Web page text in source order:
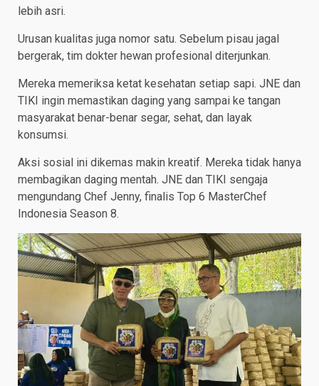
lebih asri.
Urusan kualitas juga nomor satu. Sebelum pisau jagal
bergerak, tim dokter hewan profesional diterjunkan.
Mereka memeriksa ketat kesehatan setiap sapi. JNE dan
TIKI ingin memastikan daging yang sampai ke tangan
masyarakat benar-benar segar, sehat, dan layak
konsumsi.
Aksi sosial ini dikemas makin kreatif. Mereka tidak hanya
membagikan daging mentah. JNE dan TIKI sengaja
mengundang Chef Jenny, finalis Top 6 MasterChef
Indonesia Season 8.